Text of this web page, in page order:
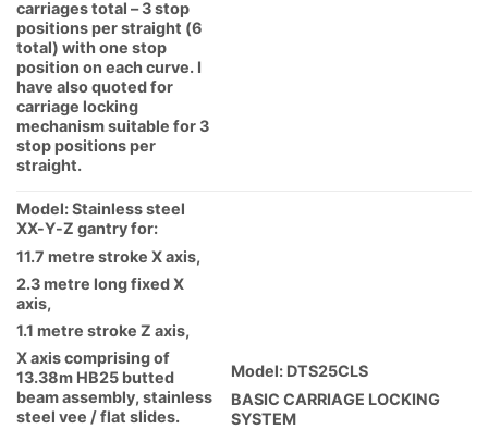
carriages total – 3 stop
positions per straight (6
total) with one stop
position on each curve. I
have also quoted for
carriage locking
mechanism suitable for 3
stop positions per
straight.
Model: Stainless steel
XX-Y-Z gantry for:
11.7 metre stroke X axis,
2.3 metre long fixed X
axis,
1.1 metre stroke Z axis,
X axis comprising of
13.38m HB25 butted
beam assembly, stainless
steel vee / flat slides.
Model: DTS25CLS
BASIC CARRIAGE LOCKING
SYSTEM